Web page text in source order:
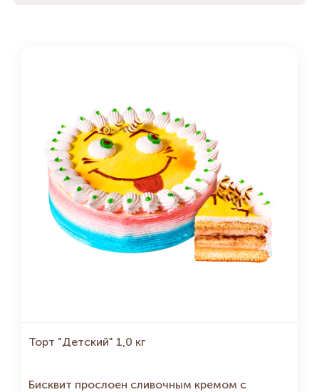
Торт "Детский" 1,0 кг
Бисквит прослоен сливочным кремом с